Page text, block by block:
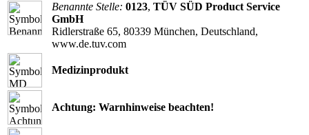
Benannte Stelle: 0123, TÜV SÜD Product Service
GmbH
Ridlerstraße 65, 80339 München, Deutschland,
www.de.tuv.com
Medizinprodukt
Achtung: Warnhinweise beachten!